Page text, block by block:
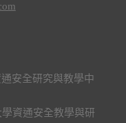
安全研究與教學中
資通安全教學與研